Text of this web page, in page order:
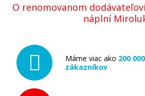
O renomovanom
náplní
Máme viac ako 200
zákazníkov